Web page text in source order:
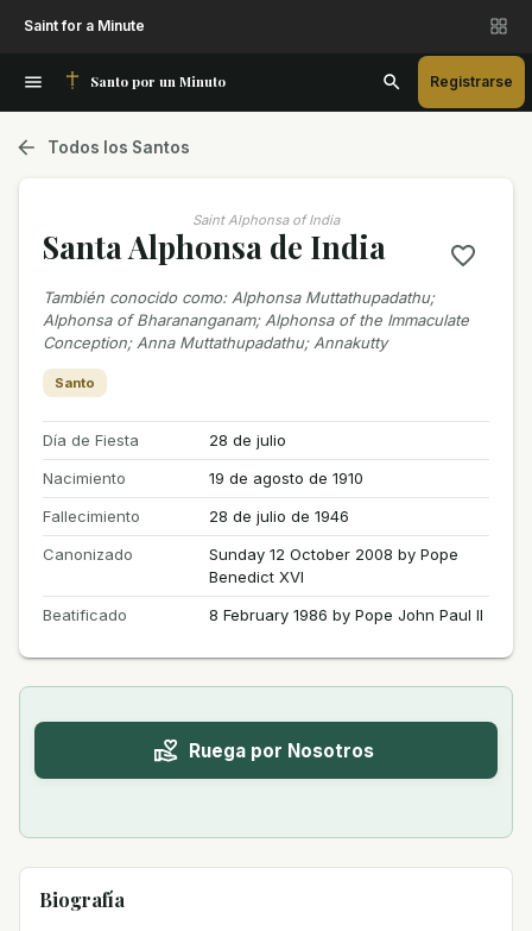
Saint for a Minute
Santo por un Minuto Registrarse
Todos los Santos
Saint Alphonsa of India
Santa Alphonsa de India
También conocido como: Alphonsa Muttathupadathu;
Alphonsa of Bharananganam; Alphonsa of the Immaculate
Conception; Anna Muttathupadathu; Annakutty
Santo
Día de Fiesta
28 de julio
Nacimiento
19 de agosto de 1910
Fallecimiento
28 de julio de 1946
Canonizado
Sunday 12 October 2008 by Pope
Benedict XVI
Beatificado
8 February 1986 by Pope John Paul II
Ruega por Nosotros
Biografía